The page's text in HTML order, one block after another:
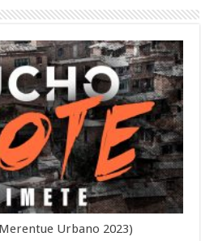
Urbano 2023)